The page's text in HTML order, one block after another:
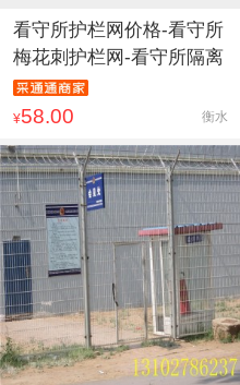
看守所护栏网价格-看守所
梅花刺护栏网-看守所隔离
¥58.00 衡水